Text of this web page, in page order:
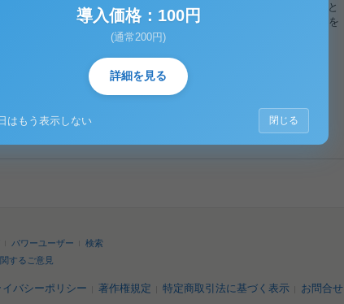
ツ科学論の２単位目 レポートです。 成績：合格 課題内容は下記のと
病の予防と改善について説明し、健康維持のためにどのような運動を
。 【解説】 ヒトは20歳代を
パワーユーザー
検索
するご意見
イバシーポリシー 著作権規定 特定商取引法に基づく表示 お問合せ
導入価格：100円
(通常200円)
詳細を見る
はもう表示しない 閉じる